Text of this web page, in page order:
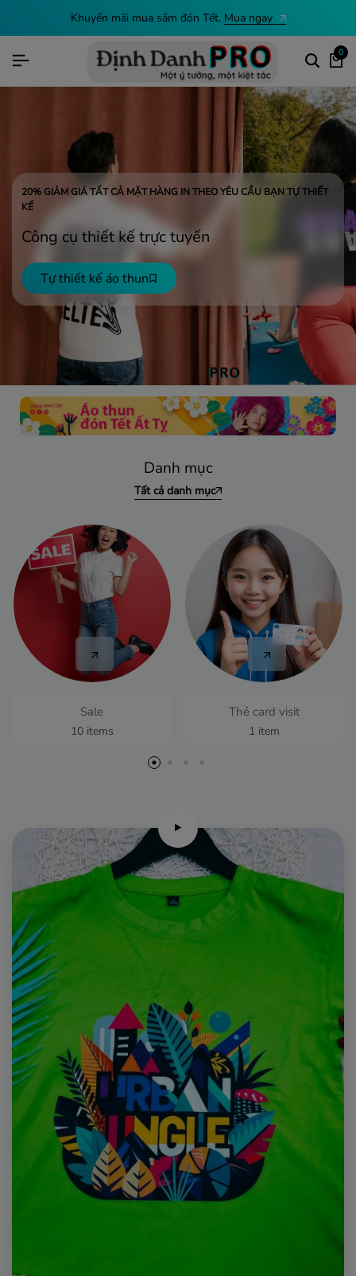
Khuyến mãi mua sắm đón Tết. Mua ngay
0
20% GIẢM GIÁ TẤT CẢ MẶT HÀNG IN THEO YÊU CẦU BẠN TỰ THIẾT
KẾ
Công cụ thiết kếtrực tuyến
Tự thiết kế áo thun
Danh mục
Tất cả danh mục
Sale
10 items
Thẻ card visit
1 item